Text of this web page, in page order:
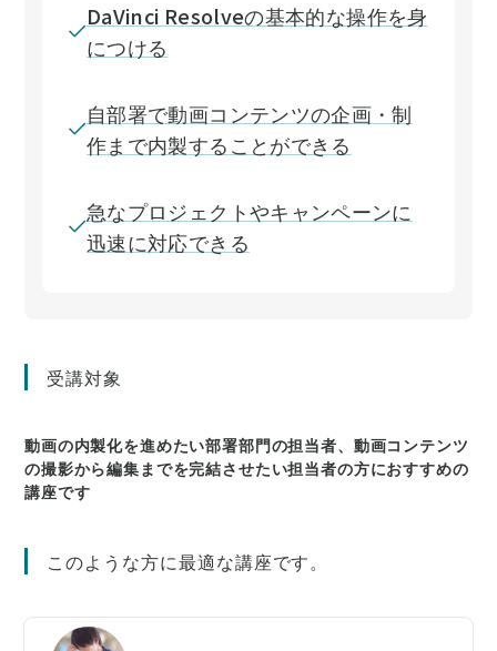
DaVinci Resolveの基本的な操作を身
につける
自部署で動画コンテンツの企画・制
作まで内製することができる
急なプロジェクトやキャンペーンに
迅速に対応できる
受講対象
動画の内製化を進めたい部署部門の担当者、動画コンテンツ
の撮影から編集までを完結させたい担当者の方におすすめの
講座です
このような方に最適な講座です。